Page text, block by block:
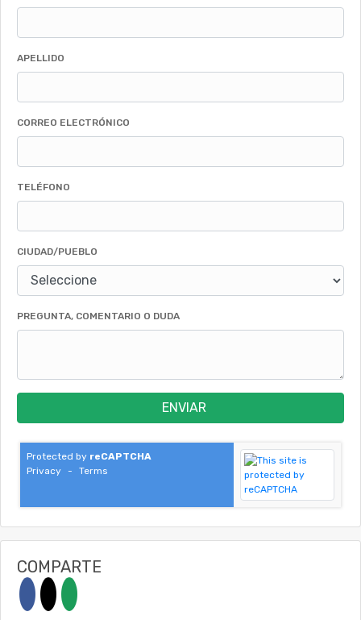
APELLIDO
CORREO ELECTRÓNICO
TELÉFONO
CIUDAD/PUEBLO
PREGUNTA, COMENTARIO O DUDA
ENVIAR
Protected by reCAPTCHA
Privacy
- Terms
COMPARTE